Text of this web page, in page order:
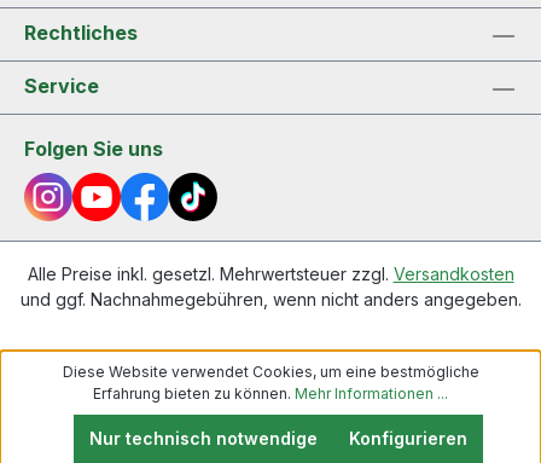
Rechtliches
Service
Folgen Sie uns
Alle Preise inkl. gesetzl. Mehrwertsteuer zzgl. Versandkosten
und ggf. Nachnahmegebühren, wenn nicht anders angegeben.
Diese Website verwendet Cookies, um eine bestmögliche
Erfahrung bieten zu können. Mehr Informationen ...
Nur technisch notwendige Konfigurieren